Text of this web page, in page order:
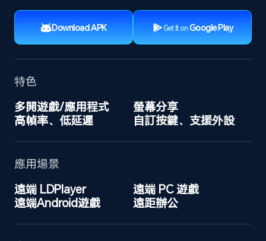
Download APK Get It onGoogle Play
特色
多開遊戲/應用程式
螢幕分享
高幀率、低延遲
自訂按鍵、支援外設
應用場景
遠端 LDPlayer
遠端 PC 遊戲
遠端Android遊戲
遠距辦公